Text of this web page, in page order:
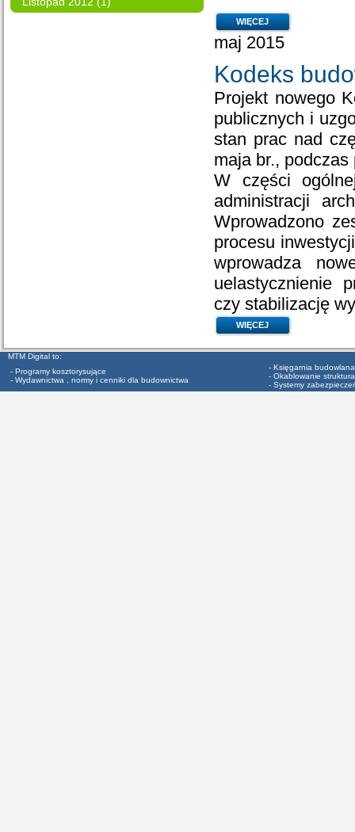
WIĘCEJ
maj 2015
Kodeks
Projekt nowego
publicznych i
stan prac nad
maja br.,
W części
administracji
Wprowadzono
procesu
wprowadza
uelastycznienie
czy stabilizację
WIĘCEJ
MTM Digital to:
- Programy kosztorysujące
- Wydawnictwa , normy i cenniki dla budownictwa
- Księgarnia budowlana
- Okablowanie
- Systemy